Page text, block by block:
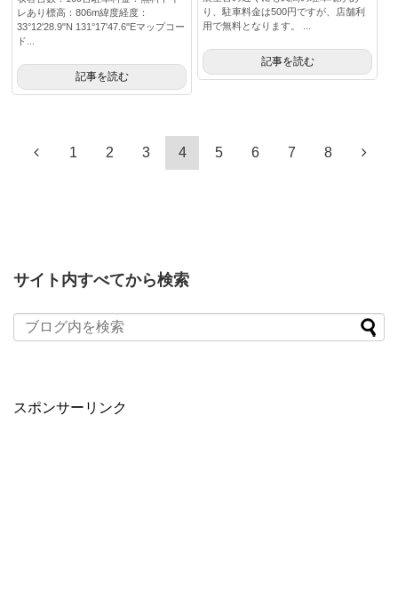
レあり標高：806m緯度経度：
33°12'28.9"N 131°17'47.6"Eマップコー
ド...
記事を読む
り、駐車料金は500円ですが、店舗利
用で無料となります。 ...
記事を読む
1 2 3 4 5 6 7 8
サイト内すべてから検索
スポンサーリンク